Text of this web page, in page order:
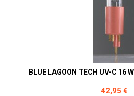
BLUE LAGOON TECH UV-C 16
Preis
42,95 €